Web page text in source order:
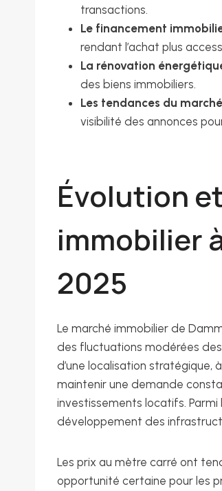
transactions.
Le financement
rendant l’achat plus
La rénovation
des biens immobiliers.
Les tendances du marché
visibilité des annonces
Évolution
immobilier
2025
Le marché immobilier de
des fluctuations modérées
d’une localisation stratégique,
maintenir une demande
investissements locatifs.
développement des
Les prix au mètre carré ont
opportunité certaine pour les